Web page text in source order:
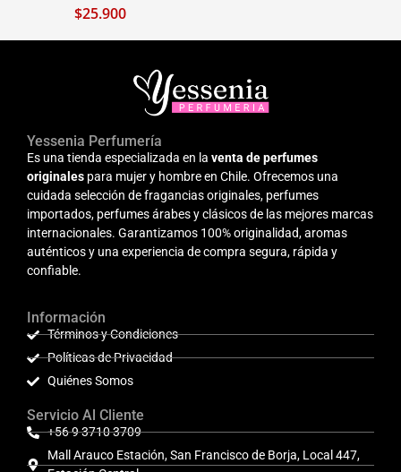
$25.900
Yessenia Perfumería
Es una tienda especializada en la venta de perfumes
originales para mujer y hombre en Chile. Ofrecemos una
cuidada selección de fragancias originales, perfumes
importados, perfumes árabes y clásicos de las mejores marcas
internacionales. Garantizamos 100% originalidad, aromas
auténticos y una experiencia de compra segura, rápida y
confiable.
Información
Términos y Condiciones
Políticas de Privacidad
Quiénes Somos
Servicio Al Cliente
+56 9 3710 3709
Mall Arauco Estación, San Francisco de Borja, Local 447,